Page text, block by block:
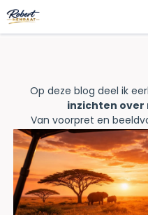
Op deze blog deel ik
inzichten over
Van voorpret en
omgaan met het